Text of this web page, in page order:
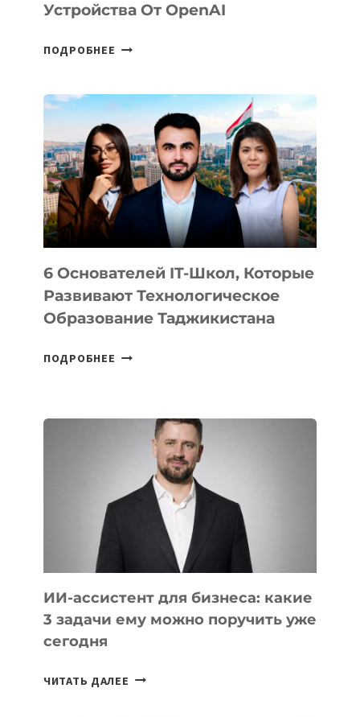
Устройства От OpenAI
ПОДРОБНЕЕ СТАЛИ
ВНЕШНЕГО
ВИДА
НОВОГО
УСТРОЙСТВА
ОТ
OPENAI
6 Основателей IT-Школ, Которые
Развивают Технологическое
Образование Таджикистана
ПОДРОБНЕЕ
КОТОРЫЕ
РАЗВИВАЮТ
ТЕХНОЛОГИЧЕСКОЕ
ОБРАЗОВАНИЕ
ТАДЖИКИСТАНА
ИИ-ассистент для бизнеса: какие
3 задачи ему можно поручить уже
сегодня
ЧИТАТЬ ДАЛЕЕ ИИ-